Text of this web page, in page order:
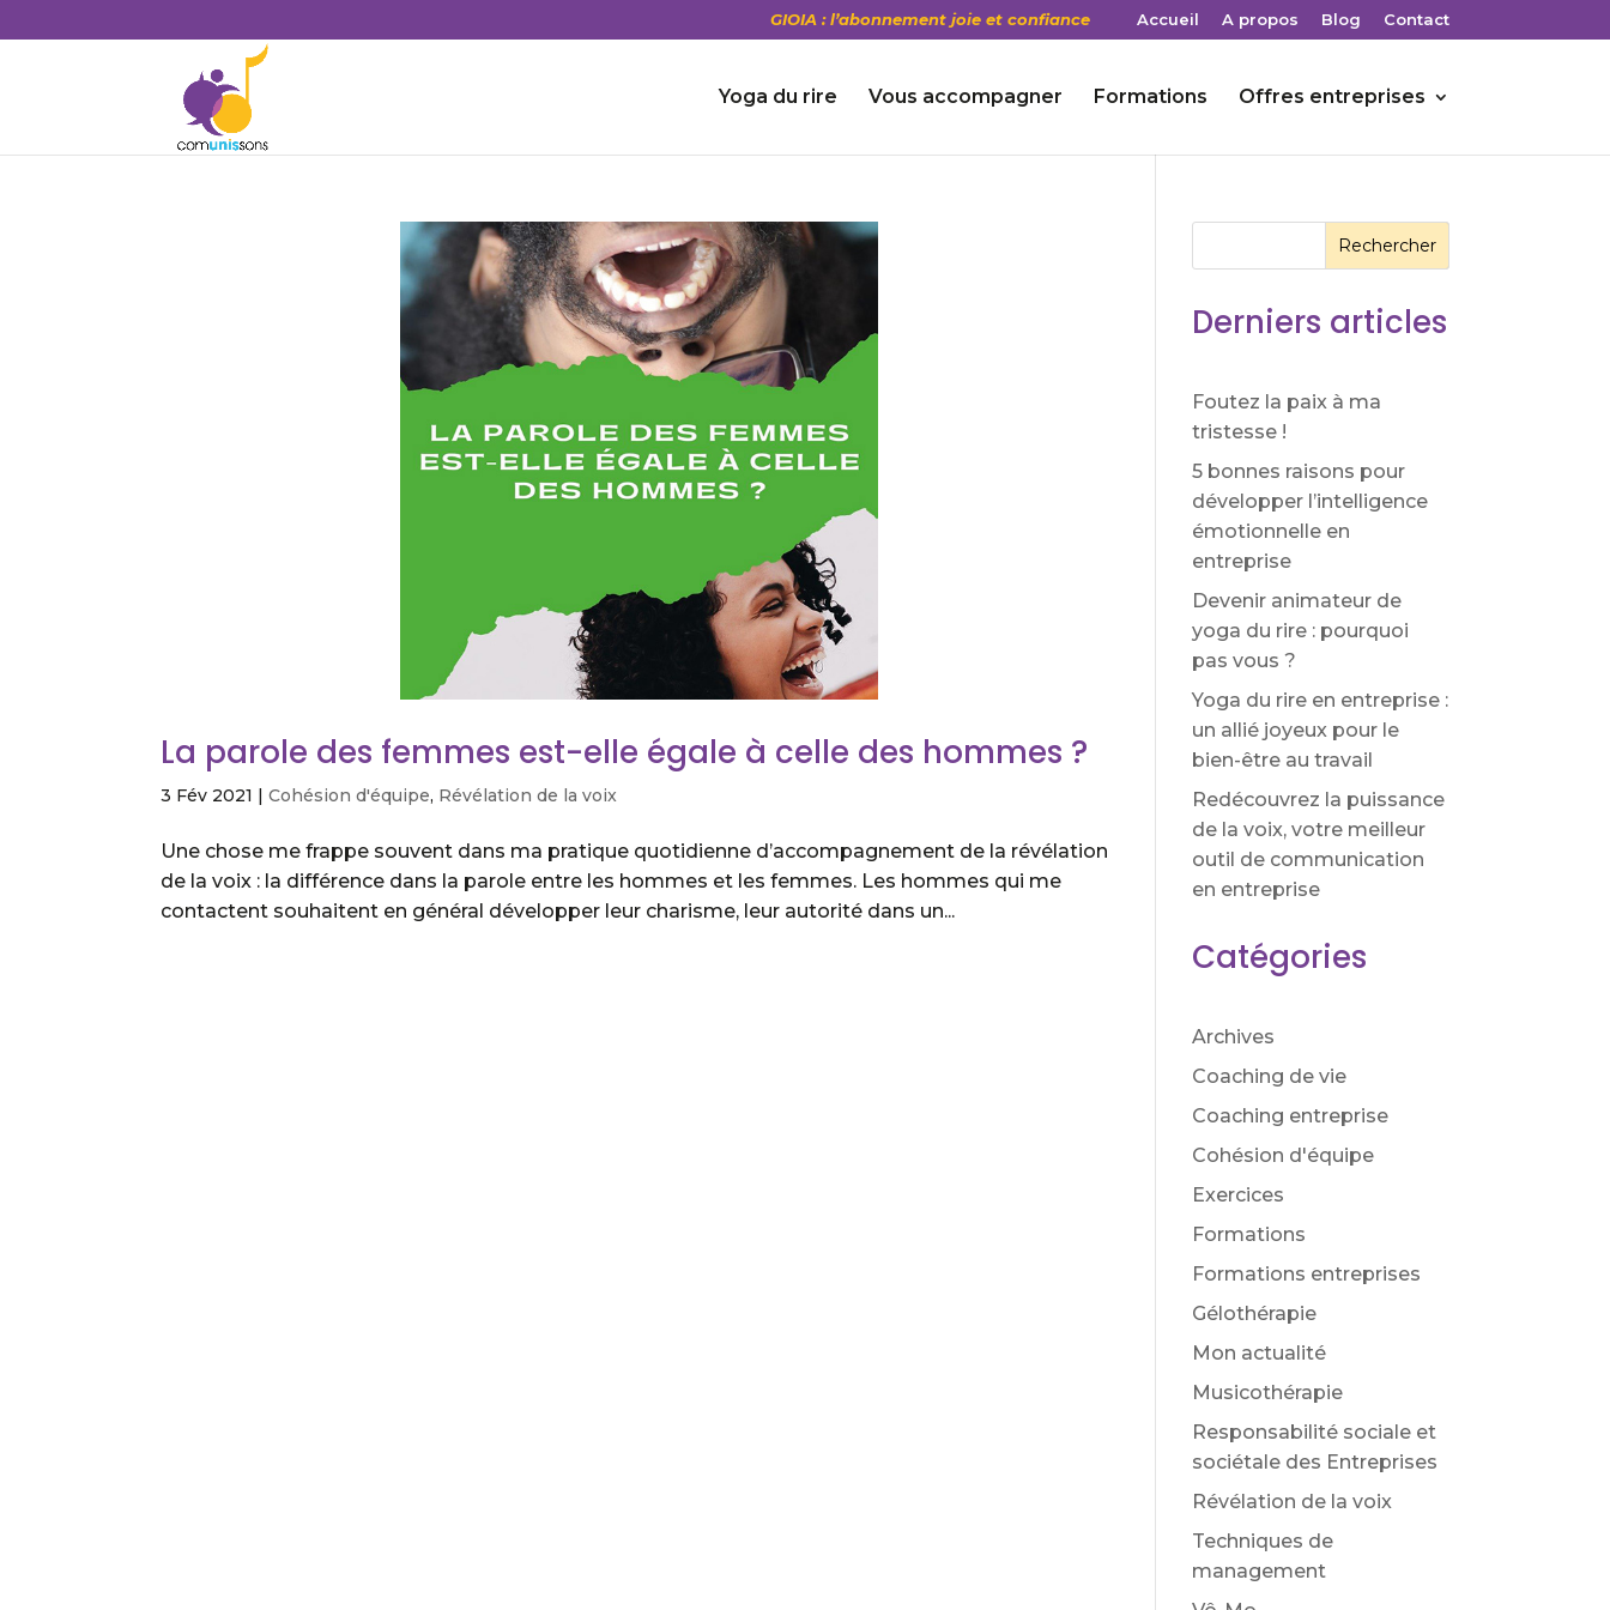
GIOIA : l’abonnement joie et confiance Accueil A propos Blog Contact
Yoga du rire Vous accompagner Formations Offres entreprises
La parole des femmes est-elle égale à celle des hommes ?
3 Fév 2021 |Cohésion d'équipe, Révélation de la voix
Une chose me frappe souvent dans ma pratique quotidienne d’accompagnement de la révélation
de la voix : la différence dans la parole entre les hommes et les femmes. Les hommes qui me
contactent souhaitent en général développer leur charisme, leur autorité dans un...
Rechercher
Derniers articles
Foutez la paix à ma
tristesse !
5 bonnes raisons pour
développer l’intelligence
émotionnelle en
entreprise
Devenir animateur de
yoga du rire : pourquoi
pas vous ?
Yoga du rire en entreprise :
un allié joyeux pour le
bien-être au travail
Redécouvrez la puissance
de la voix, votre meilleur
outil de communication
en entreprise
Catégories
Archives
Coaching de vie
Coaching entreprise
Cohésion d'équipe
Exercices
Formations
Formations entreprises
Gélothérapie
Mon actualité
Musicothérapie
Responsabilité sociale et
sociétale des Entreprises
Révélation de la voix
Techniques de
management